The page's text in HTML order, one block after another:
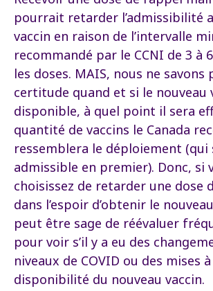
pourrait retarder l’admissibilité
vaccin en raison de l’intervalle
recommandé par le CCNI de 3 à
les doses. MAIS, nous ne savons
certitude quand et si le nouveau
disponible, à quel point il sera
quantité de vaccins le Canada
ressemblera le déploiement (qui
admissible en premier). Donc, si
choisissez de retarder une dose
dans l’espoir d’obtenir le
peut être sage de réévaluer
pour voir s’il y a eu des
niveaux de COVID ou des mises
disponibilité du nouveau vaccin.